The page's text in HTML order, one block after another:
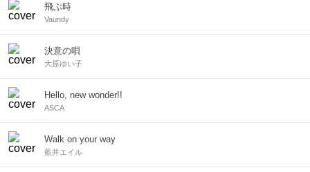
飛ぶ時
Vaundy
決意の唄
大原ゆい子
Hello, new wonder!!
ASCA
Walk on your way
藍井エイル